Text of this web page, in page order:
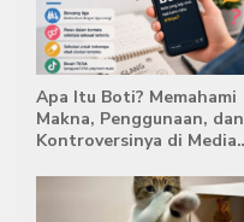
Apa Itu Boti? Memahami
Makna, Penggunaan, dan
Kontroversinya di Media